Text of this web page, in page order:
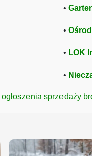
•
•
• LOK
•
ogłoszenia sprzedaży